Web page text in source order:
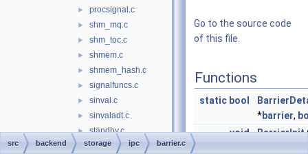
► procsignal.c
► shm_mq.c
► shm_toc.c
► shmem.c
► shmem_hash.c
► signalfuncs.c
► sinval.c
► sinvaladt.c
► standby.c
► waiteventset.c
Go to the source code
of this file.
Functions
static bool
*barrier,
void
BarrierInit
src backend storage ipc barrier.c